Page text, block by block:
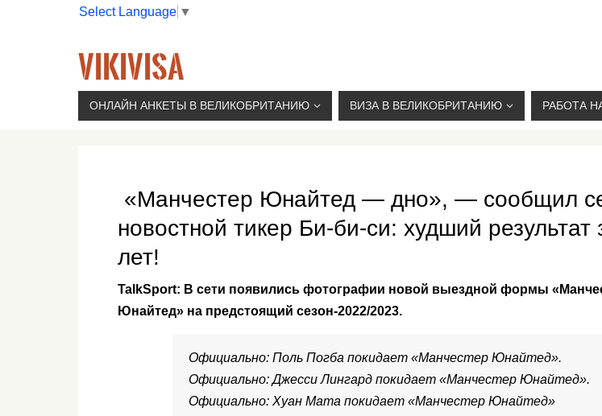
Select Language ▼
VIKIVISA
Г. МОСКВА, 2-Й СЫРОМЯТНИЧЕСКИЙ ПЕР., 11, М. КУРСКАЯ, +7(926)734-03-33,
ОНЛАЙН АНКЕТЫ В ВЕЛИКОБРИТАНИЮ ВИЗА В ВЕЛИКОБРИТАНИЮ РАБОТА
«Манчестер Юнайтед — дно», — сообщил
новостной тикер Би-би-си: худший результат
лет!
TalkSport: В сети появились фотографии новой выездной формы
Юнайтед» на предстоящий сезон-2022/2023.
Официально: Поль Погба покидает «Манчестер Юнайтед».
Официально: Джесси Лингард покидает «Манчестер Юнайтед».
Официально: Хуан Мата покидает «Манчестер Юнайтед»